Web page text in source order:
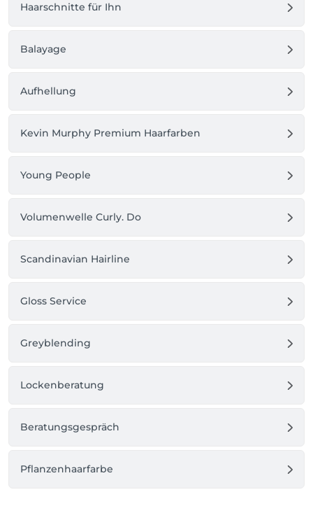
Haarschnitte für Ihn
Balayage
Aufhellung
Kevin Murphy Premium Haarfarben
Young People
Volumenwelle Curly. Do
Scandinavian Hairline
Gloss Service
Greyblending
Lockenberatung
Beratungsgespräch
Pflanzenhaarfarbe